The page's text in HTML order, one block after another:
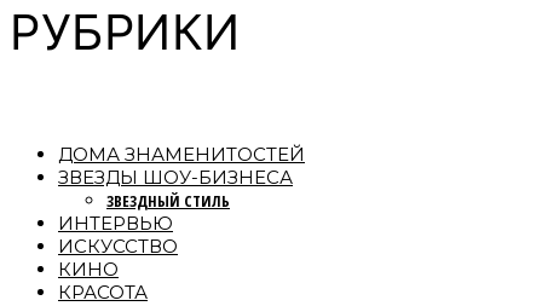
РУБРИКИ
ДОМА ЗНАМЕНИТОСТЕЙ
ЗВЕЗДЫ ШОУ-БИЗНЕСА
ЗВЕЗДНЫЙ СТИЛЬ
ИНТЕРВЬЮ
ИСКУССТВО
КИНО
КРАСОТА